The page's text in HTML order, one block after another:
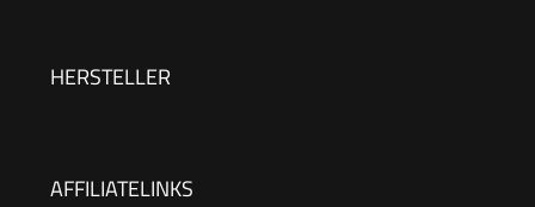
HERSTELLER
AFFILIATELINKS